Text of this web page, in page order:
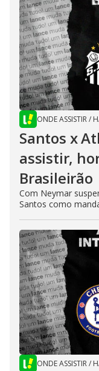
ONDE ASSISTIR/
Santos x
assistir,
Brasileirão
Com Neymar
Santos como
ONDE ASSISTIR/